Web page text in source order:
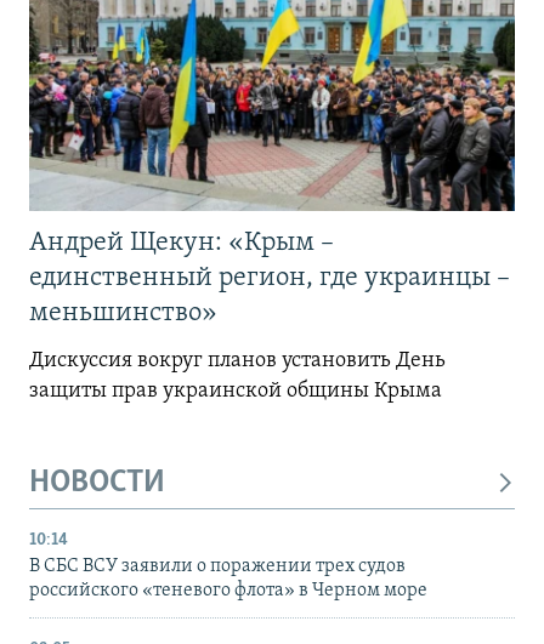
Андрей Щекун: «Крым –
единственный регион, где украинцы –
меньшинство»
Дискуссия вокруг планов установить День
защиты прав украинской общины Крыма
НОВОСТИ
10:14
В СБС ВСУ заявили о поражении трех судов
российского «теневого флота» в Черном море